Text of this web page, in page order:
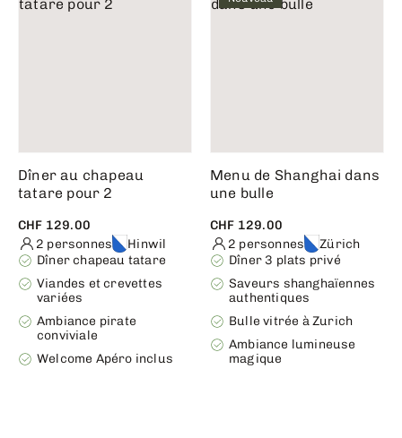
Dîner au chapeau
tatare pour 2
CHF 129.00
2 personnes
Hinwil
Dîner chapeau tatare
Viandes et crevettes
variées
Ambiance pirate
conviviale
Welcome Apéro inclus
Menu de Shanghai dans
une bulle
CHF 129.00
2 personnes
Zürich
Dîner 3 plats privé
Saveurs shanghaïennes
authentiques
Bulle vitrée à Zurich
Ambiance lumineuse
magique